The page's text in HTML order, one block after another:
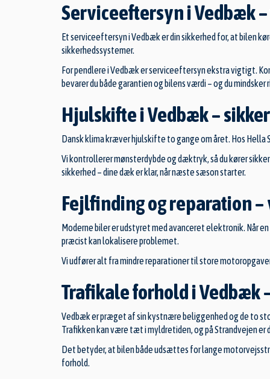
Serviceeftersyn i Vedbæk
Et serviceeftersyn i Vedbæk er din sikkerhed for, at bilen
sikkerhedssystemer.
For pendlere i Vedbæk er serviceeftersyn ekstra vigtigt.
bevarer du både garantien og bilens værdi – og du
Hjulskifte i Vedbæk –
Dansk klima kræver hjulskifte to gange om året. Hos
Vi kontrollerer mønsterdybde og dæktryk, så du kører
sikkerhed – dine dæk er klar, når næste sæson starter.
Fejlfinding og reparation
Moderne biler er udstyret med avanceret elektronik. Når
præcist kan lokalisere problemet.
Vi udfører alt fra mindre reparationer til store
Trafikale forhold i Vedbæk
Vedbæk er præget af sin kystnære beliggenhed og de to
Trafikken kan være tæt i myldretiden, og på Strandvejen
Det betyder, at bilen både udsættes for lange
forhold.